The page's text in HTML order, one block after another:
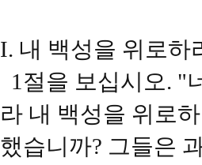
I. 내 백성을 위로하
1절을 보십시오. "
라 내 백성을 위로
했습니까? 그들은